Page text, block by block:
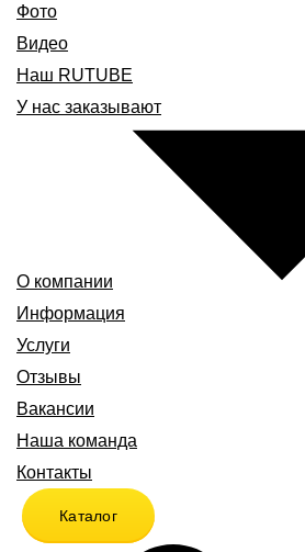
Фото
Видео
Наш RUTUBE
У нас заказывают
О компании
Информация
Услуги
Отзывы
Вакансии
Наша команда
Контакты
Каталог